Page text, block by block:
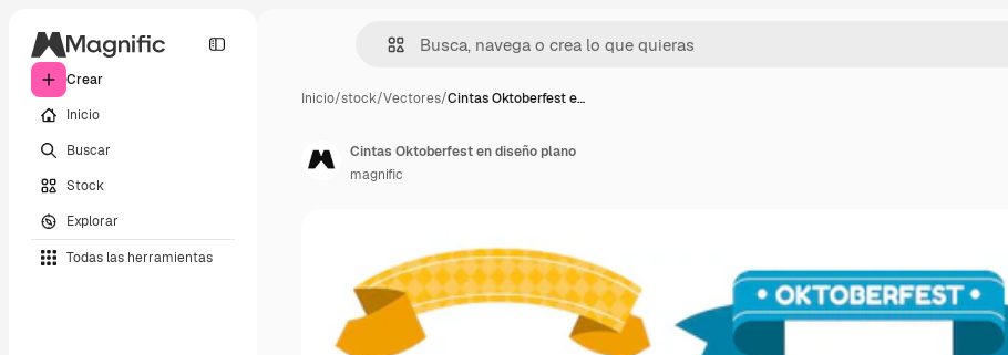
Crear
Inicio
Buscar
Stock
Explorar
Todas las herramientas
Inicio/stock/Vectores/Cintas Oktoberfest e…
Cintas Oktoberfest en diseño plano
magnific